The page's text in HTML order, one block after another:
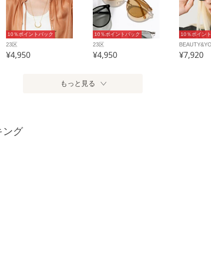
10％ポイントバック
23区
¥4,950
10％ポイントバック
23区
¥4,950
10％ポイン
¥7,920
もっと見る
ング